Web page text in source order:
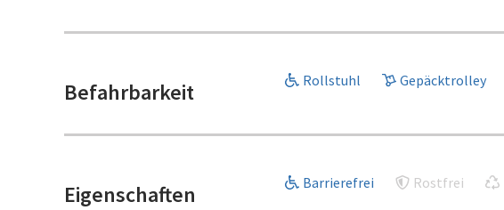
Befahrbarkeit Rollstuhl Gepäcktrolley
Eigenschaften Barrierefrei Rostfrei